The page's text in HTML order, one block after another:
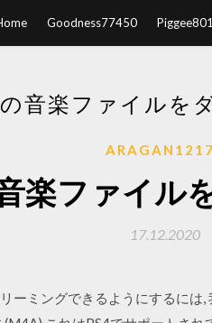
Goodness77450
音楽ファイルを
楽ファイル
17.12.2020
ーミングできるようにするには